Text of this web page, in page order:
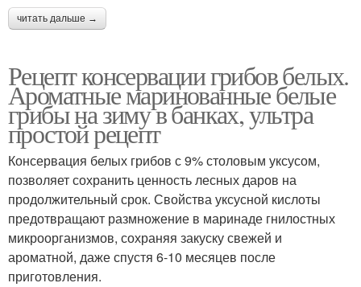
читать дальше →
Рецепт консервации грибов белых.
Ароматные маринованные белые
грибы на зиму в банках, ультра
простой рецепт
Консервация белых грибов с 9% столовым уксусом,
позволяет сохранить ценность лесных даров на
продолжительный срок. Свойства уксусной кислоты
предотвращают размножение в маринаде гнилостных
микроорганизмов, сохраняя закуску свежей и
ароматной, даже спустя 6-10 месяцев после
приготовления.